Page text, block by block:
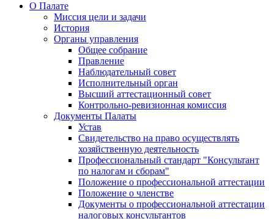
О Палате
Миссия цели и задачи
История
Органы управления
Общее собрание
Правление
Наблюдательный совет
Исполнительный орган
Высший аттестационный совет
Контрольно-ревизионная комиссия
Документы Палаты
Устав
Свидетельство на право осуществлять
хозяйственную деятельность
Профессиональный стандарт "Консультант
по налогам и сборам"
Положение о профессиональной аттестации
Положение о членстве
Документы о профессиональной аттестации
налоговых консультантов